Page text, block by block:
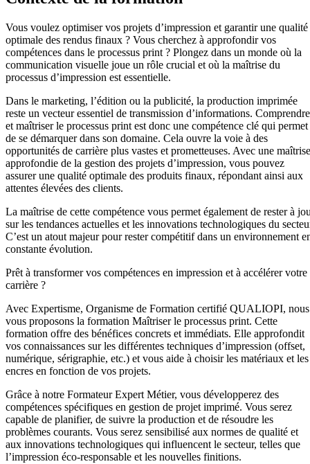
Vous voulez optimiser vos projets d’impression et garantir une qualité
optimale des rendus finaux ? Vous cherchez à approfondir vos
compétences dans le processus print ? Plongez dans un monde où la
communication visuelle joue un rôle crucial et où la maîtrise du
processus d’impression est essentielle.
Dans le marketing, l’édition ou la publicité, la production imprimée
reste un vecteur essentiel de transmission d’informations. Comprendre
et maîtriser le processus print est donc une compétence clé qui permet
de se démarquer dans son domaine. Cela ouvre la voie à des
opportunités de carrière plus vastes et prometteuses. Avec une maîtrise
approfondie de la gestion des projets d’impression, vous pouvez
assurer une qualité optimale des produits finaux, répondant ainsi aux
attentes élevées des clients.
La maîtrise de cette compétence vous permet également de rester à
sur les tendances actuelles et les innovations technologiques du
C’est un atout majeur pour rester compétitif dans un environnement
constante évolution.
Prêt à transformer vos compétences en impression et à accélérer votre
carrière ?
Avec Expertisme, Organisme de Formation certifié QUALIOPI, nous
vous proposons la formation Maîtriser le processus print. Cette
formation offre des bénéfices concrets et immédiats. Elle approfondit
vos connaissances sur les différentes techniques d’impression (offset,
numérique, sérigraphie, etc.) et vous aide à choisir les matériaux et les
encres en fonction de vos projets.
Grâce à notre Formateur Expert Métier, vous développerez des
compétences spécifiques en gestion de projet imprimé. Vous serez
capable de planifier, de suivre la production et de résoudre les
problèmes courants. Vous serez sensibilisé aux normes de qualité et
aux innovations technologiques qui influencent le secteur, telles que
l’impression éco-responsable et les nouvelles finitions.